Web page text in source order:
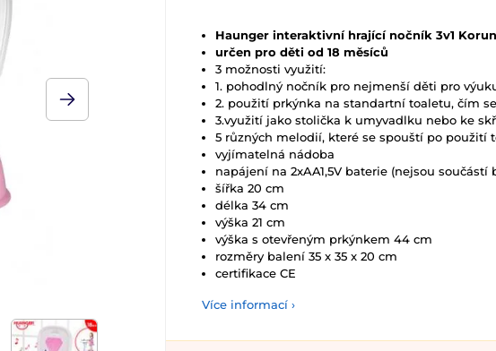
Haunger interaktivní hrající nočník 3v1
určen pro děti od 18 měsíců
3 možnosti využití:
1. pohodlný nočník pro nejmenší děti pro
2. použití prkýnka na standartní toaletu, čím
3.využití jako stolička k umyvadlku nebo ke
5 různých melodií, které se spouští po použití
vyjímatelná nádoba
napájení na 2xAA1,5V baterie (nejsou součástí
šířka 20 cm
délka 34 cm
výška 21 cm
výška s otevřeným prkýnkem 44 cm
rozměry balení 35 x 35 x 20 cm
certifikace CE
Více informací ›